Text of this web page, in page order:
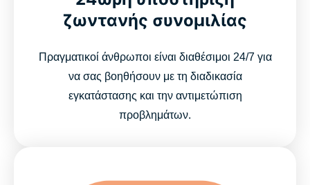
ζωντανής συνομιλίας
Πραγματικοί άνθρωποι είναι διαθέσιμοι 24/7 για
να σας βοηθήσουν με τη διαδικασία
εγκατάστασης και την αντιμετώπιση
προβλημάτων.